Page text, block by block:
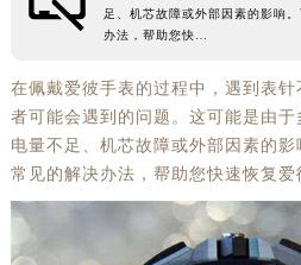
足、机芯故障或外部因素的影响
办法，帮助您快…
在佩戴爱彼手表的过程中，遇到表
者可能会遇到的问题。这可能是由
电量不足、机芯故障或外部因素的
常见的解决办法，帮助您快速恢复爱